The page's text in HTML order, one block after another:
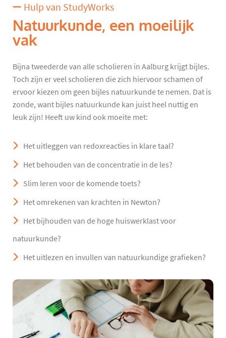
Hulp van StudyWorks
Natuurkunde, een moeilijk
vak
Bijna tweederde van alle scholieren in Aalburg krijgt bijles.
Toch zijn er veel scholieren die zich hiervoor schamen of
ervoor kiezen om geen bijles natuurkunde te nemen. Dat is
zonde, want bijles natuurkunde kan juist heel nuttig en
leuk zijn! Heeft uw kind ook moeite met:
Het uitleggen van redoxreacties in klare taal?
Het behouden van de concentratie in de les?
Slim leren voor de komende toets?
Het omrekenen van krachten in Newton?
Het bijhouden van de hoge huiswerklast voor
natuurkunde?
Het uitlezen en invullen van natuurkundige grafieken?